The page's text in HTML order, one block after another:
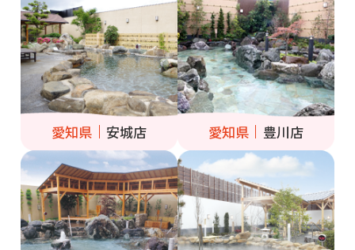
愛知県 安城店 愛知県 豊川店